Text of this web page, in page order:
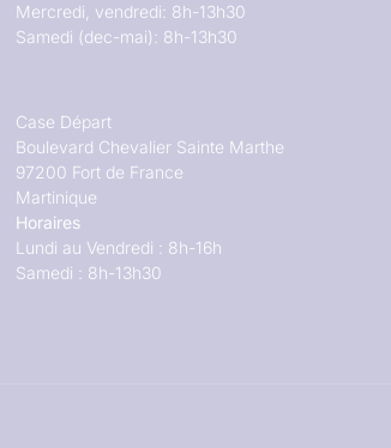
Mercredi, vendredi: 8h-13h30
Samedi (dec-mai): 8h-13h30
Case Départ
Boulevard Chevalier Sainte Marthe
97200 Fort de France
Martinique
Horaires
Lundi au Vendredi : 8h-16h
Samedi : 8h-13h30